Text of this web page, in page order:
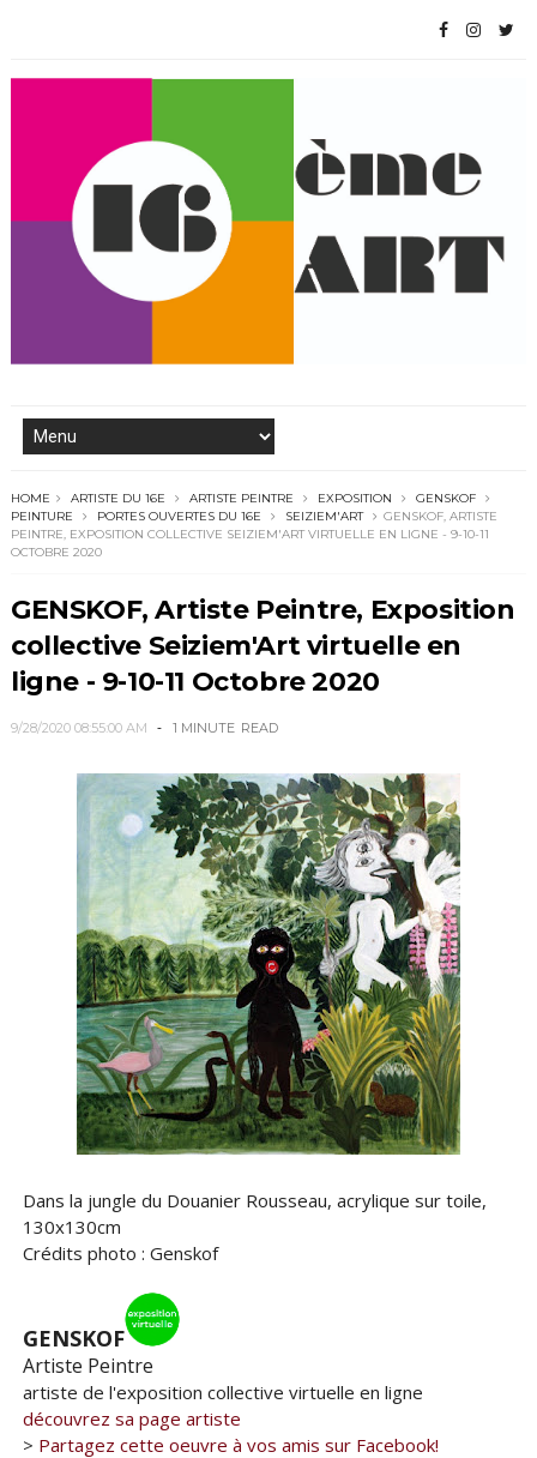
HOME ARTISTE DU 16E ARTISTE PEINTRE EXPOSITION
GENSKOF
PEINTURE
PORTES OUVERTES DU 16E SEIZIEM'ART
GENSKOF, ARTISTE
PEINTRE, EXPOSITION COLLECTIVE SEIZIEM'ART VIRTUELLE EN LIGNE - 9-10-11
OCTOBRE 2020
GENSKOF, Artiste Peintre, Exposition
collective Seiziem'Art virtuelle en
ligne - 9-10-11 Octobre 2020
9/28/2020 08:55:00 AM 1 MINUTE READ
Dans la jungle du Douanier Rousseau, acrylique sur toile,
130x130cm
Crédits photo : Genskof
GENSKOF
Artiste Peintre
artiste de l'exposition collective virtuelle en ligne
découvrez sa page artiste
> Partagez cette oeuvre à vos amis sur Facebook!